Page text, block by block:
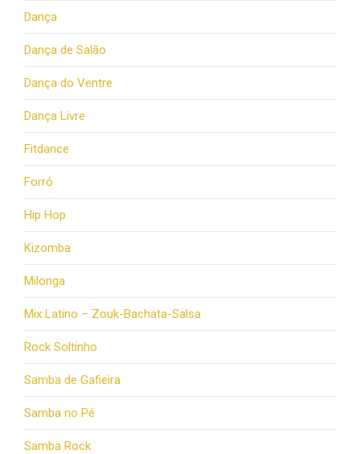
Dança
Dança de Salão
Dança do Ventre
Dança Livre
Fitdance
Forró
Hip Hop
Kizomba
Milonga
Mix Latino – Zouk-Bachata-Salsa
Rock Soltinho
Samba de Gafieira
Samba no Pé
Samba Rock